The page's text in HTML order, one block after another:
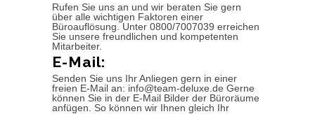
Rufen Sie uns an und wir beraten Sie gern
über alle wichtigen Faktoren einer
Büroauflösung. Unter 0800/7007039 erreichen
Sie unsere freundlichen und kompetenten
Mitarbeiter.
E-Mail:
Senden Sie uns Ihr Anliegen gern in einer
freien E-Mail an: info@team-deluxe.de Gerne
können Sie in der E-Mail Bilder der Büroräume
anfügen. So können wir Ihnen gleich Ihr